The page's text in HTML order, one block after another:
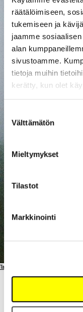
räätälöimiseen,
tukemiseen ja
jaamme
alan
sivustoamme.
tietoja muihin
kerätty, kun olet
valinta
Välttämätön
Mieltymykset
Tilastot
Markkinointi
Takaisin artisteihin